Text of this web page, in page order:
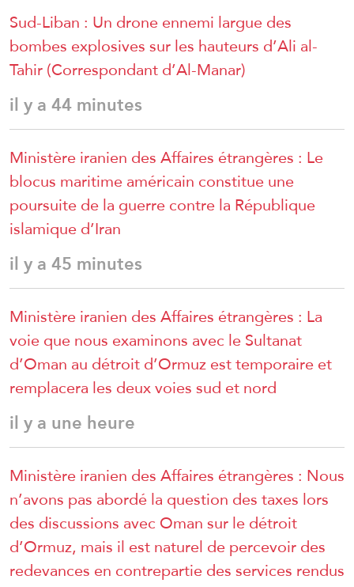
Sud-Liban : Un drone ennemi largue des
bombes explosives sur les hauteurs d’Ali al-
Tahir (Correspondant d’Al-Manar)
il y a 44 minutes
Ministère iranien des Affaires étrangères : Le
blocus maritime américain constitue une
poursuite de la guerre contre la République
islamique d’Iran
il y a 45 minutes
Ministère iranien des Affaires étrangères : La
voie que nous examinons avec le Sultanat
d’Oman au détroit d’Ormuz est temporaire et
remplacera les deux voies sud et nord
il y a une heure
Ministère iranien des Affaires étrangères : Nous
n’avons pas abordé la question des taxes lors
des discussions avec Oman sur le détroit
d’Ormuz, mais il est naturel de percevoir des
redevances en contrepartie des services rendus